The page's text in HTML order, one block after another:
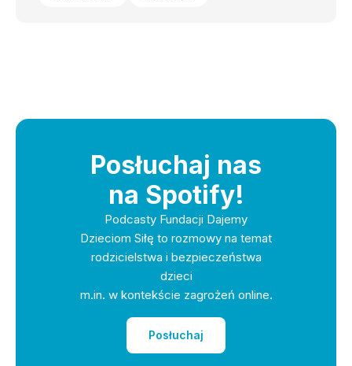
Posłuchaj nas
na Spotify!
Podcasty Fundacji Dajemy
Dzieciom Siłę to rozmowy na temat
rodzicielstwa i bezpieczeństwa
dzieci
m.in. w kontekście zagrożeń online.
Posłuchaj